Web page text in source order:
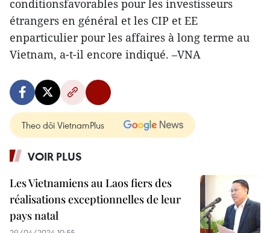
conditionsfavorables pour les investisseurs
étrangers en général et les CIP et EE
enparticulier pour les affaires à long terme au
Vietnam, a-t-il encore indiqué. –VNA
Theo dõi VietnamPlus
VOIR PLUS
Les Vietnamiens au Laos fiers des
réalisations exceptionnelles de leur
pays natal